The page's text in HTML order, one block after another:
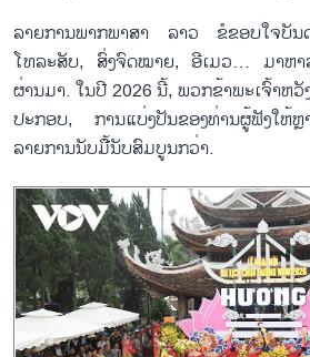
ລາຍການພາກພາສາ ລາວ ຂໍຂອບໃຈບັ
ໂທລະສັບ, ສົ່ງຈົດໝາຍ, ອີເມວ… ມາຫາ
ຜ່ານມາ. ໃນປີ 2026 ນີ້, ພວກຂ້າພະເຈົ້າຫ
ປະກອບ, ການແບ່ງປັນຂອງທ່ານຜູ້ຟັງໃຫ້
ລາຍການນັບມື້ນັບສົມບູນກວ່າ.